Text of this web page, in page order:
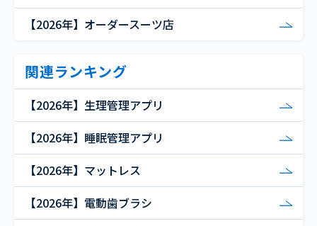
【2026年】オーダースーツ店
関連ランキング
【2026年】生理管理アプリ
【2026年】睡眠管理アプリ
【2026年】マットレス
【2026年】電動歯ブラシ